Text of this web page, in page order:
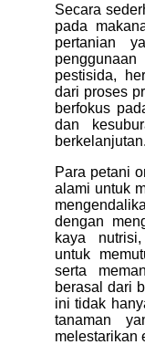
Secara
pada
pertanian
pestisida,
dari proses
berfokus
dan
berkelanjutan.
Para petani
alami untuk
dengan
kaya
untuk
serta
berasal dari
ini tidak
tanaman
melestarikan